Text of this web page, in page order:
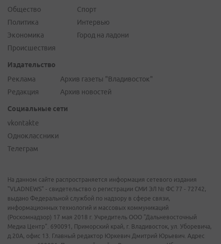
Общество
Политика
Экономика
Происшествия
Спорт
Интервью
Город на ладони
Издательство
Реклама
Редакция
Архив газеты "Владивосток"
Архив новостей
Социальные сети
vkontakte
Одноклассники
Телеграм
На данном сайте распространяется информация сетевого издания
"VLADNEWS" - свидетельство о регистрации СМИ ЭЛ № ФС 77 - 72742,
выдано Федеральной службой по надзору в сфере связи,
информационных технологий и массовых коммуникаций
(Роскомнадзор) 17 мая 2018 г. Учредитель ООО "Дальневосточный
Медиа Центр". 690091, Приморский край, г. Владивосток, ул. Уборевича,
д.20А, офис 13. Главный редактор Юркевич Дмитрий Юрьевич. Адрес